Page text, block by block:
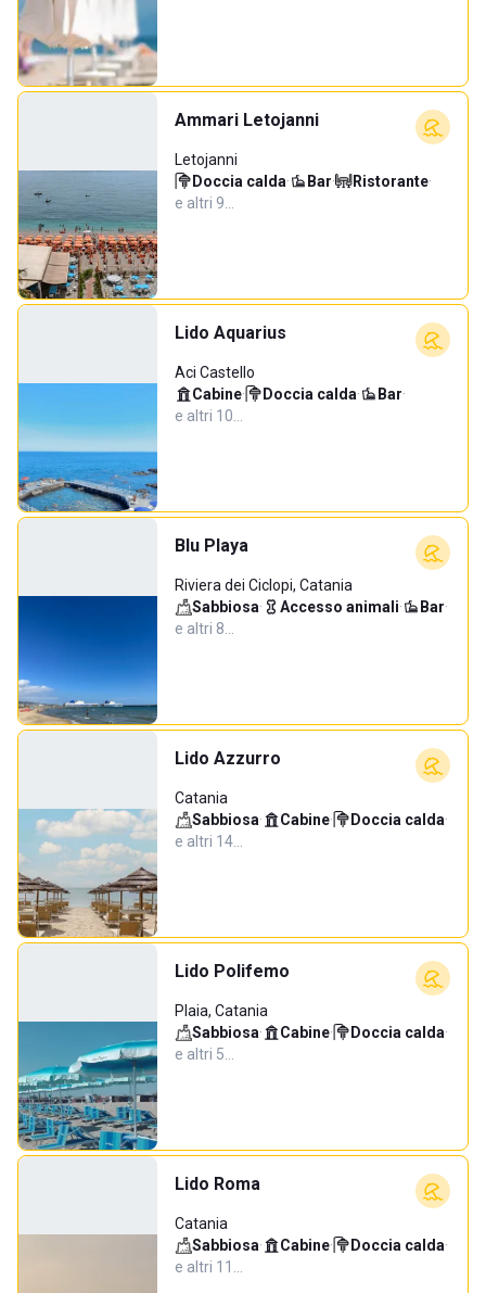
Ammari Letojanni
Letojanni
Doccia calda· Bar· Ristorante·
e altri 9…
Lido Aquarius
Aci Castello
Cabine· Doccia calda· Bar·
e altri 10…
Blu Playa
Riviera dei Ciclopi, Catania
Sabbiosa· Accesso animali· Bar·
e altri 8…
Lido Azzurro
Catania
Sabbiosa· Cabine· Doccia calda·
e altri 14…
Lido Polifemo
Plaia, Catania
Sabbiosa· Cabine· Doccia calda·
e altri 5…
Lido Roma
Catania
Sabbiosa· Cabine· Doccia calda·
e altri 11…